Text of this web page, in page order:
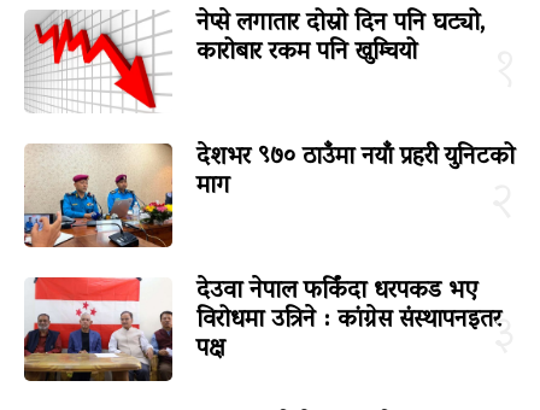
नेप्से लगातार दोस्रो दिन पनि घट्यो,
कारोबार रकम पनि खुम्चियो
देशभर ९७० ठाउँमा नयाँ प्रहरी युनिटको
माग
३
देउवा नेपाल फर्किंदा धरपकड भए
विरोधमा उत्रिने : कांग्रेस संस्थापनइतर
पक्ष